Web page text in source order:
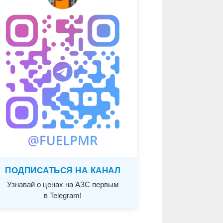
ПОДПИСАТЬСЯ НА КАНАЛ
Узнавай о ценах на АЗС первым
в Telegram!